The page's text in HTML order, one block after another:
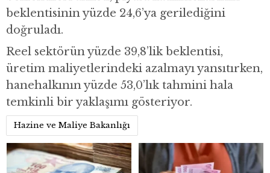
beklentisinin yüzde 24,6’ya gerilediğini
doğruladı.
Reel sektörün yüzde 39,8’lik beklentisi,
üretim maliyetlerindeki azalmayı yansıtırken,
hanehalkının yüzde 53,0’lık tahmini hala
temkinli bir yaklaşımı gösteriyor.
Hazine ve Maliye Bakanlığı